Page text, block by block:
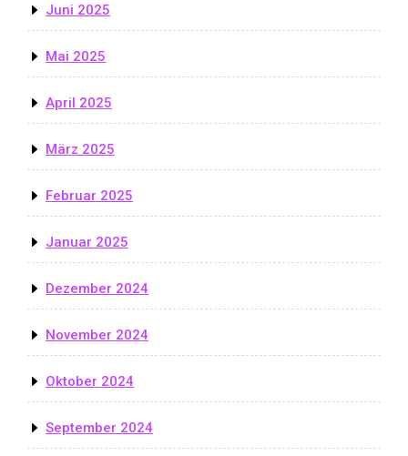
Juni 2025
Mai 2025
April 2025
März 2025
Februar 2025
Januar 2025
Dezember 2024
November 2024
Oktober 2024
September 2024